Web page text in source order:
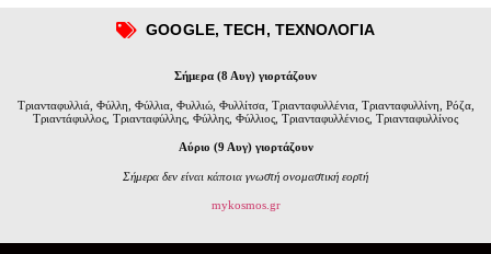
GOOGLE,TECH, ΤΕΧΝΟΛΟΓΙΑ
Σήμερα (8 Αυγ) γιορτάζουν
Τριανταφυλλιά, Φύλλη, Φύλλια, Φυλλιώ, Φυλλίτσα, Τριανταφυλλένια, Τριανταφυλλίνη, Ρόζα,
Τριαντάφυλλος, Τριανταφύλλης, Φύλλης, Φύλλιος, Τριανταφυλλένιος, Τριανταφυλλίνος
Αύριο (9 Αυγ) γιορτάζουν
Σήμερα δεν είναι κάποια γνωστή ονομαστική εορτή
mykosmos.gr